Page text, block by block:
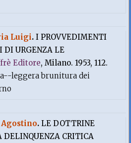
Luigi.I PROVVEDIMENTI
URGENZA LE
Editore, Milano. 1953, 112.
leggera brunitura dei
.LE DOTTRINE
DELINQUENZA CRITICA